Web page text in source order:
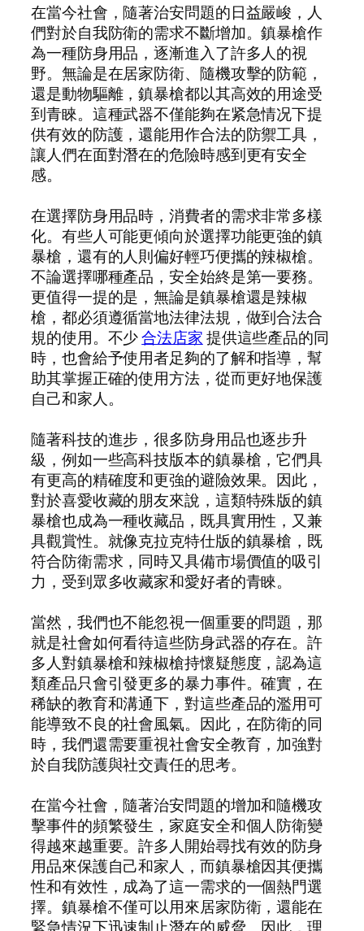
在當今社會，隨著治安問題的日益嚴峻，人
們對於自我防衛的需求不斷增加。鎮暴槍作
為一種防身用品，逐漸進入了許多人的視
野。無論是在居家防衛、隨機攻擊的防範，
還是動物驅離，鎮暴槍都以其高效的用途受
到青睞。這種武器不僅能夠在紧急情况下提
供有效的防護，還能用作合法的防禦工具，
讓人們在面對潛在的危險時感到更有安全
感。
在選擇防身用品時，消費者的需求非常多樣
化。有些人可能更傾向於選擇功能更強的鎮
暴槍，還有的人則偏好輕巧便攜的辣椒槍。
不論選擇哪種產品，安全始終是第一要務。
更值得一提的是，無論是鎮暴槍還是辣椒
槍，都必須遵循當地法律法規，做到合法合
規的使用。不少合法店家提供這些產品的同
時，也會給予使用者足夠的了解和指導，幫
助其掌握正確的使用方法，從而更好地保護
自己和家人。
隨著科技的進步，很多防身用品也逐步升
級，例如一些高科技版本的鎮暴槍，它們具
有更高的精確度和更強的避險效果。因此，
對於喜愛收藏的朋友來說，這類特殊版的鎮
暴槍也成為一種收藏品，既具實用性，又兼
具觀賞性。就像克拉克特仕版的鎮暴槍，既
符合防衛需求，同時又具備市場價值的吸引
力，受到眾多收藏家和愛好者的青睞。
當然，我們也不能忽視一個重要的問題，那
就是社會如何看待這些防身武器的存在。許
多人對鎮暴槍和辣椒槍持懷疑態度，認為這
類產品只會引發更多的暴力事件。確實，在
稀缺的教育和溝通下，對這些產品的濫用可
能導致不良的社會風氣。因此，在防衛的同
時，我們還需要重視社會安全教育，加強對
於自我防護與社交責任的思考。
在當今社會，隨著治安問題的增加和隨機攻
擊事件的頻繁發生，家庭安全和個人防衛變
得越來越重要。許多人開始尋找有效的防身
用品來保護自己和家人，而鎮暴槍因其便攜
性和有效性，成為了這一需求的一個熱門選
擇。鎮暴槍不僅可以用來居家防衛，還能在